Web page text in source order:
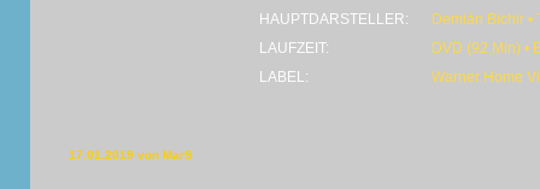
HAUPTDARSTELLER:
Demián Bichir •
LAUFZEIT:
DVD (92 Min) •
LABEL:
Warner Home
17.01.2019 von MarS